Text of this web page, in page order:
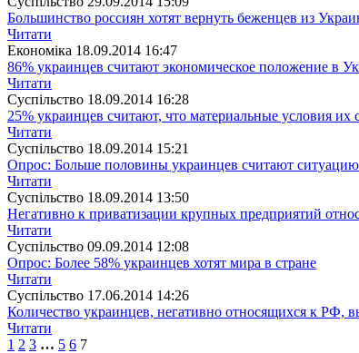
Большинство россиян хотят вернуть беженцев из
Читати
Економіка 18.09.2014 16:47
86% украинцев считают экономическое положение в
Читати
Суспiльство 18.09.2014 16:28
25% украинцев считают, что материальные условия их
Читати
Суспiльство 18.09.2014 15:21
Опрос: Больше половины украинцев считают
Читати
Суспiльство 18.09.2014 13:50
Негативно к приватизации крупных предприятий
Читати
Суспiльство 09.09.2014 12:08
Опрос: Более 58% украинцев хотят мира в стране
Читати
Суспiльство 17.06.2014 14:26
Количество украинцев, негативно относящихся к РФ,
Читати
1 2 3 … 5 6 7